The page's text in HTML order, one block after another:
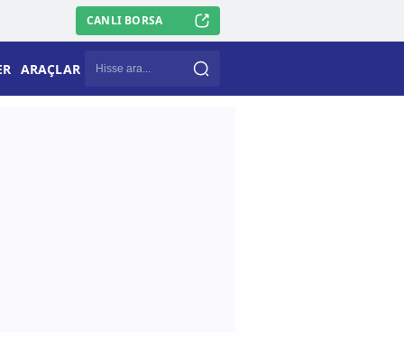
CANLI BORSA
ARAÇLAR